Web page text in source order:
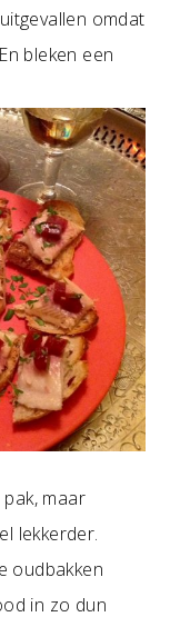
omdat
bleken een
maar
lekkerder.
oudbakken
in zo dun